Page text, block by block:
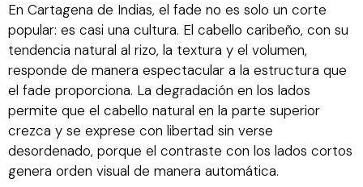
En Cartagena de Indias, el fade no es solo un corte
popular: es casi una cultura. El cabello caribeño, con su
tendencia natural al rizo, la textura y el volumen,
responde de manera espectacular a la estructura que
el fade proporciona. La degradación en los lados
permite que el cabello natural en la parte superior
crezca y se exprese con libertad sin verse
desordenado, porque el contraste con los lados cortos
genera orden visual de manera automática.